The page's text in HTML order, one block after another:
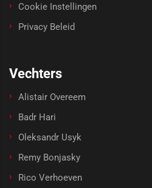
Cookie Instellingen
Privacy Beleid
Vechters
Alistair Overeem
Badr Hari
Oleksandr Usyk
Remy Bonjasky
Rico Verhoeven